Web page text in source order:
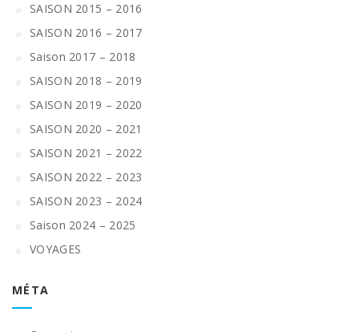
SAISON 2015 – 2016
SAISON 2016 – 2017
Saison 2017 – 2018
SAISON 2018 – 2019
SAISON 2019 – 2020
SAISON 2020 – 2021
SAISON 2021 – 2022
SAISON 2022 – 2023
SAISON 2023 – 2024
Saison 2024 – 2025
VOYAGES
MÉTA